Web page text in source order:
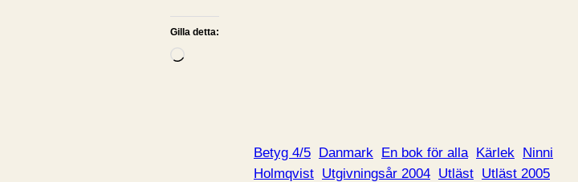
Gilla detta:
L
Betyg 4/5 Danmark En bok för alla Kärlek
Ninni
Holmqvist Utgivningsår 2004 Utläst Utläst 2005